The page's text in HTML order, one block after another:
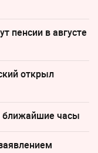
пенсии в августе
открыл
ближайшие часы